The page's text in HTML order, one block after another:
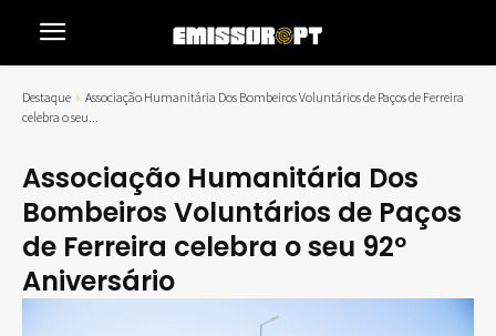
Destaque
Associação Humanitária Dos Bombeiros Voluntários de Paços de Ferreira
celebra o seu...
Associação Humanitária Dos
Bombeiros Voluntários de Paços
de Ferreira celebra o seu 92º
Aniversário